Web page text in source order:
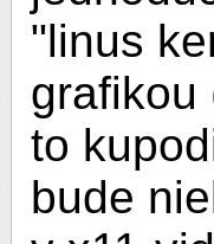
"linus
grafikou
to
bude